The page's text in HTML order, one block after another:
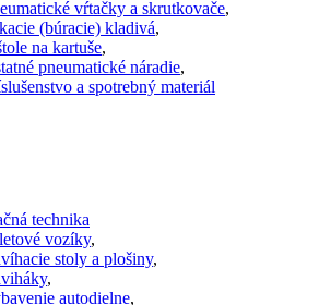
vŕtačky a skrutkovače,
(búracie) kladivá,
na kartuše,
pneumatické náradie,
a spotrebný materiál
technika
vozíky,
stoly a plošiny,
,
autodielne,